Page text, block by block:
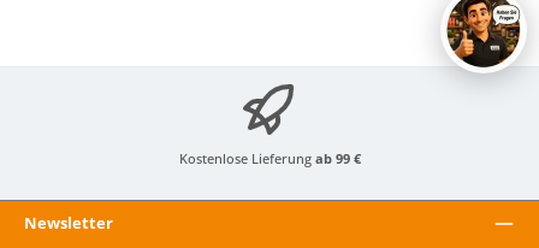
Kostenlose Lieferung ab 99 €
Newsletter